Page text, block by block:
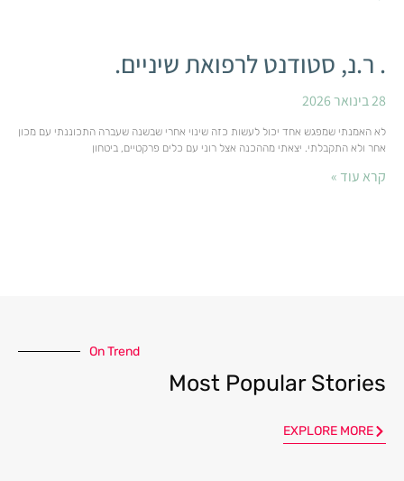
. ר.נ, סטודנט לרפואת שיניים.
28 בינואר 2026
לא האמנתי שמפגש אחד יכול לעשות כזה שינוי אחרי שבשנה שעברה התכוננתי עם מכון
אחר ולא התקבלתי. יצאתי מההכנה אצל רוני עם כלים פרקטיים, ביטחון
קרא עוד »
On Trend
Most Popular Stories
EXPLORE MORE